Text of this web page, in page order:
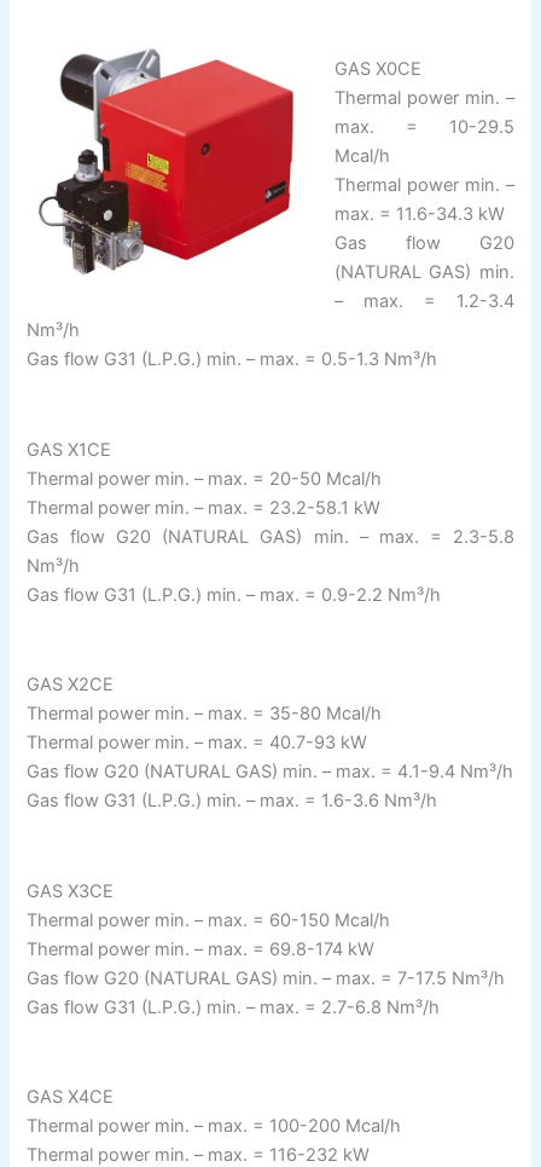
GAS X0CE
Thermal power min. –
max. = 10-29.5
Mcal/h
Thermal power min. –
max. = 11.6-34.3 kW
Gas flow G20
(NATURAL GAS) min.
– max. = 1.2-3.4
Nm³/h
Gas flow G31 (L.P.G.) min. – max. = 0.5-1.3 Nm³/h
GAS X1CE
Thermal power min. – max. = 20-50 Mcal/h
Thermal power min. – max. = 23.2-58.1 kW
Gas flow G20 (NATURAL GAS) min. – max. = 2.3-5.8
Nm³/h
Gas flow G31 (L.P.G.) min. – max. = 0.9-2.2 Nm³/h
GAS X2CE
Thermal power min. – max. = 35-80 Mcal/h
Thermal power min. – max. = 40.7-93 kW
Gas flow G20 (NATURAL GAS) min. – max. = 4.1-9.4 Nm³/h
Gas flow G31 (L.P.G.) min. – max. = 1.6-3.6 Nm³/h
GAS X3CE
Thermal power min. – max. = 60-150 Mcal/h
Thermal power min. – max. = 69.8-174 kW
Gas flow G20 (NATURAL GAS) min. – max. = 7-17.5 Nm³/h
Gas flow G31 (L.P.G.) min. – max. = 2.7-6.8 Nm³/h
GAS X4CE
Thermal power min. – max. = 100-200 Mcal/h
Thermal power min. – max. = 116-232 kW